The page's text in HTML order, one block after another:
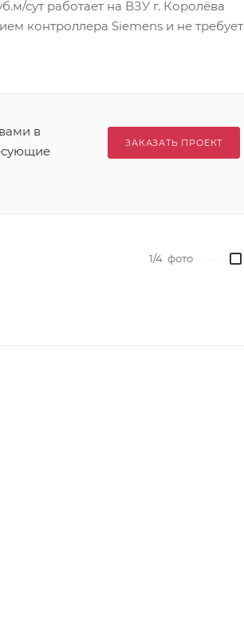
сут работает на ВЗУ г. Королёва
контроллера Siemens и не требует
в
ЗАКАЗАТЬ ПРОЕКТ
1/4 фото